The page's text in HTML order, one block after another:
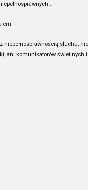
.
słuchu,
ani komunikatorów